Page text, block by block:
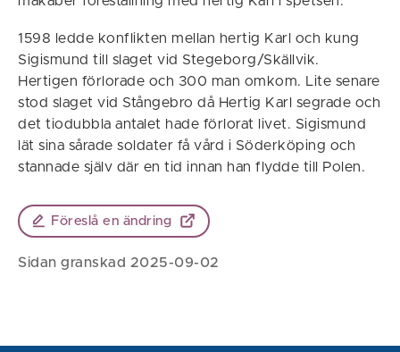
1598 ledde konflikten mellan hertig Karl och kung
Sigismund till slaget vid Stegeborg/Skällvik.
Hertigen förlorade och 300 man omkom. Lite senare
stod slaget vid Stångebro då Hertig Karl segrade och
det tiodubbla antalet hade förlorat livet. Sigismund
lät sina sårade soldater få vård i Söderköping och
stannade själv där en tid innan han flydde till Polen.
Föreslå en ändring
Sidan granskad 2025-09-02